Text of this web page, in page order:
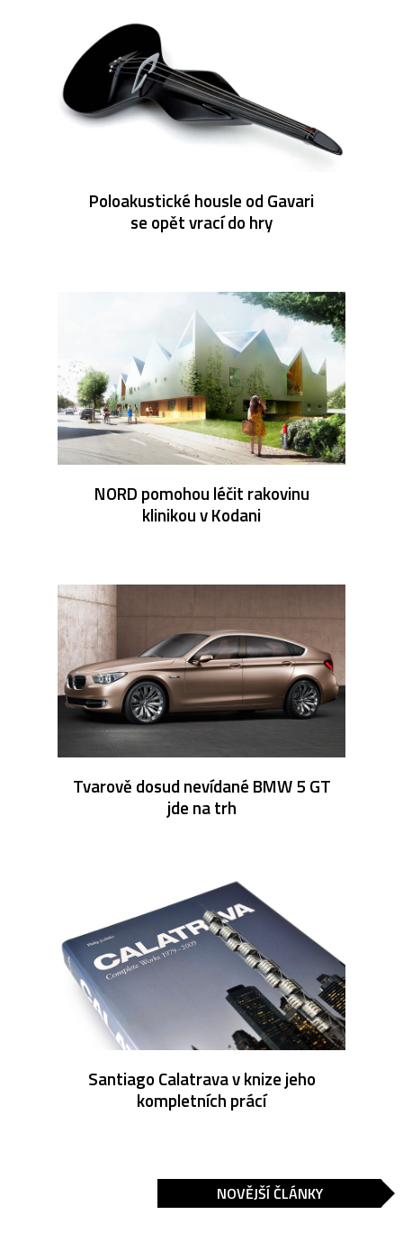
Poloakustické housle od Gavari
se opět vrací do hry
NORD pomohou léčit rakovinu
klinikou v Kodani
Tvarově dosud nevídané BMW 5 GT
jde na trh
Santiago Calatrava v knize jeho
kompletních prácí
NOVĚJŠÍ ČLÁNKY